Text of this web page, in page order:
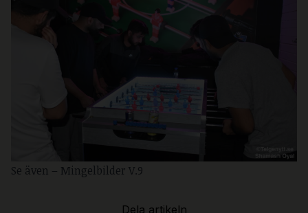
Se även – Mingelbilder V.9
Dela artikeln